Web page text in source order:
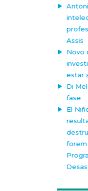
Assis
Novo
estar
Di
fase
El